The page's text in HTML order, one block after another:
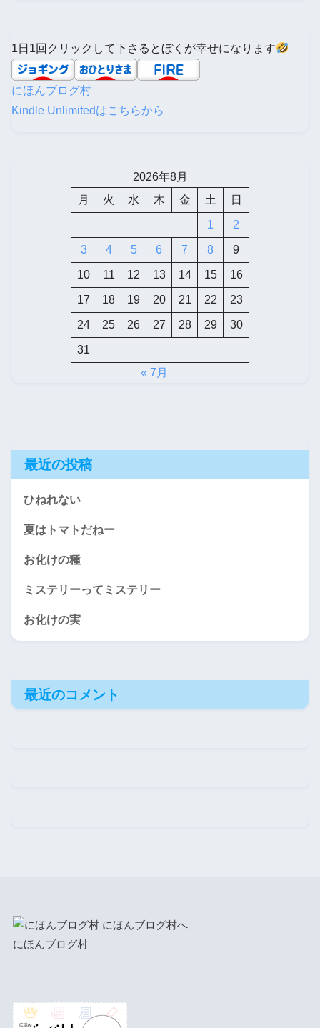
1日1回クリックして下さるとぼくが幸せになります
にほんブログ村
Kindle Unlimitedはこちらから
2026年8月
月
火 水 木 金 土 日
1 2
3 4 5 6 7 8 9
10 11 12 13 14 15 16
17 18 19 20 21 22 23
24 25 26 27 28 29 30
31
« 7月
最近の投稿
ひねれない
夏はトマトだねー
お化けの種
ミステリーってミステリー
お化けの実
最近のコメント
にほんブログ村